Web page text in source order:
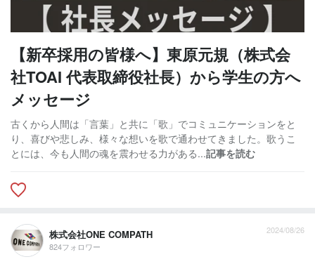
【新卒採用の皆様へ】東原元規（株式会
社TOAI 代表取締役社長）から学生の方へ
メッセージ
古くから人間は「言葉」と共に「歌」でコミュニケーションをと
り、喜びや悲しみ、様々な想いを歌で通わせてきました。歌うこ
とには、今も人間の魂を震わせる力がある...記事を読む
株式会社ONE COMPATH
824フォロワー
2024/08/26